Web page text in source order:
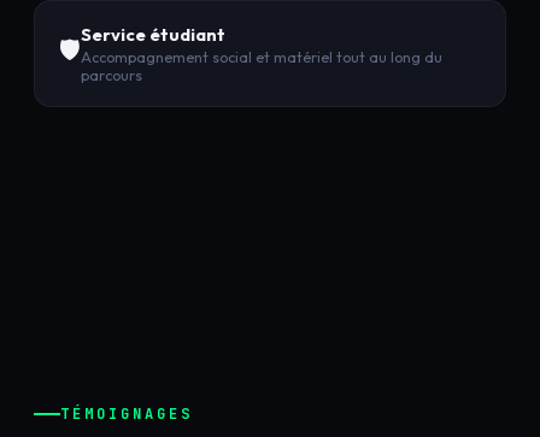
🛡️Service étudiant
Accompagnement social et matériel tout au long du
parcours
TÉMOIGNAGES